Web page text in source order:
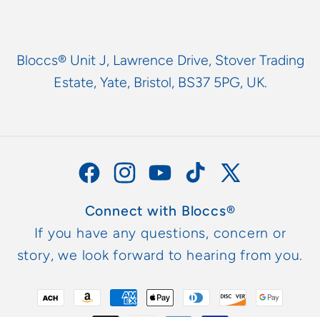
Bloccs® Unit J, Lawrence Drive, Stover Trading
Estate, Yate, Bristol, BS37 5PG, UK.
FacebookInstagramYouTubeTikTok X
(Twitter)
Connect with Bloccs®
If you have any questions, concern or
story, we look forward to hearing from you.
de